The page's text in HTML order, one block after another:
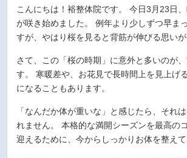
こんにちは！裕整体院です。 今日3月23日
が咲き始めました。 例年より少しずつ早ま
すが、やはり桜を見ると背筋が伸びる思いが
さて、この「桜の時期」に意外と多いのが
す。 寒暖差や、お花見で長時間上を見上げ
になることもあります。
「なんだか体が重いな」と感じたら、それ
れません。 本格的な満開シーズンを最高の
迎えるために、今からしっかりお体を整え